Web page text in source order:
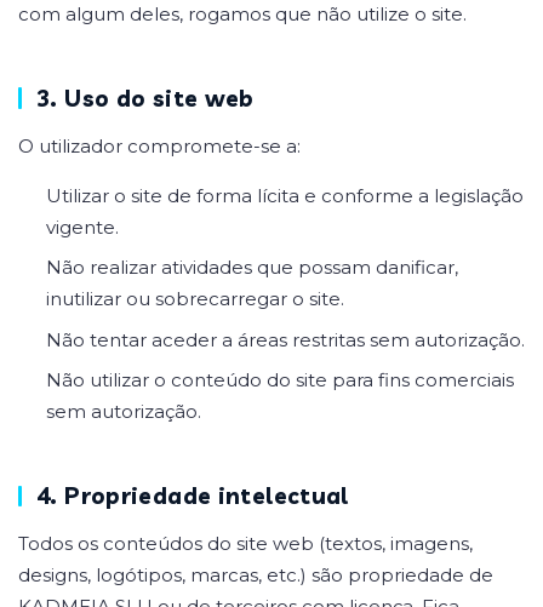
com algum deles, rogamos que não utilize o site.
3. Uso do site web
O utilizador compromete-se a:
Utilizar o site de forma lícita e conforme a legislação
vigente.
Não realizar atividades que possam danificar,
inutilizar ou sobrecarregar o site.
Não tentar aceder a áreas restritas sem autorização.
Não utilizar o conteúdo do site para fins comerciais
sem autorização.
4. Propriedade intelectual
Todos os conteúdos do site web (textos, imagens,
designs, logótipos, marcas, etc.) são propriedade de